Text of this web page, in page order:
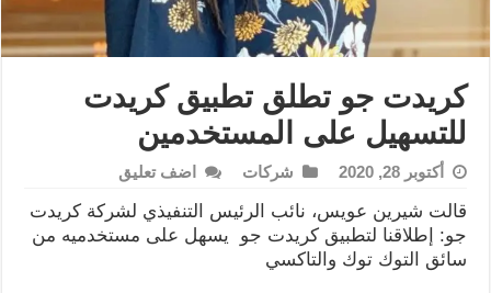
كريدت جو تطلق تطبيق كريدت
للتسهيل على المستخدمين
أكتوبر 28, 2020 شركات اضف تعليق
قالت شيرين عويس، نائب الرئيس التنفيذي لشركة كريدت
جو: إطلاقنا لتطبيق كريدت جو يسهل على مستخدميه من
سائق التوك توك والتاكسي